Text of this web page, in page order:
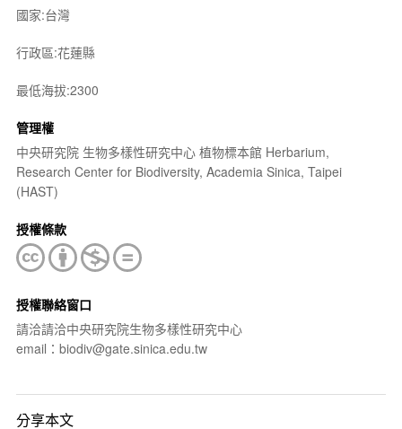
國家:台灣
行政區:花蓮縣
最低海拔:2300
管理權
中央研究院 生物多樣性研究中心 植物標本館 Herbarium,
Research Center for Biodiversity, Academia Sinica, Taipei
(HAST)
授權條款
授權聯絡窗口
請洽請洽中央研究院生物多樣性研究中心
email：biodiv@gate.sinica.edu.tw
分享本文